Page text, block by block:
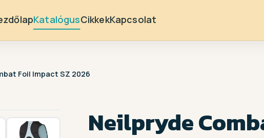
KatalógusCikkekKapcsolat
Foil Impact SZ 2026
Neilpryde